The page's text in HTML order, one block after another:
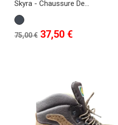
Skyra - Chaussure De...
Noir
Prix
75,00 € Prix
37,50 €